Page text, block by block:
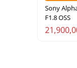
Sony
F1.8 OSS